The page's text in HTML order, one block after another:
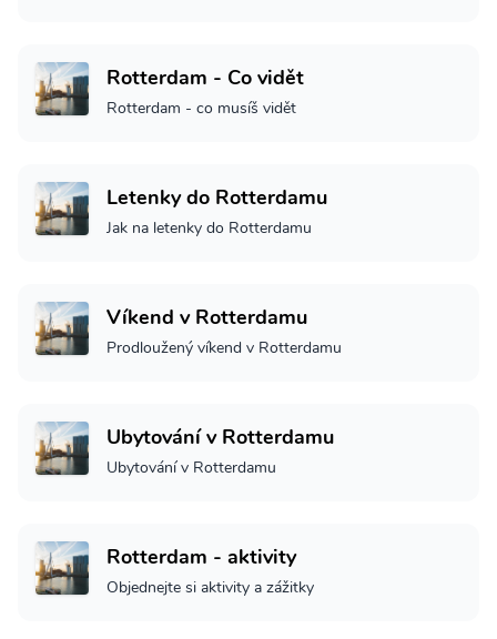
Rotterdam - Co vidět
Rotterdam - co musíš vidět
Letenky do Rotterdamu
Jak na letenky do Rotterdamu
Víkend v Rotterdamu
Prodloužený víkend v Rotterdamu
Ubytování v Rotterdamu
Ubytování v Rotterdamu
Rotterdam - aktivity
Objednejte si aktivity a zážitky